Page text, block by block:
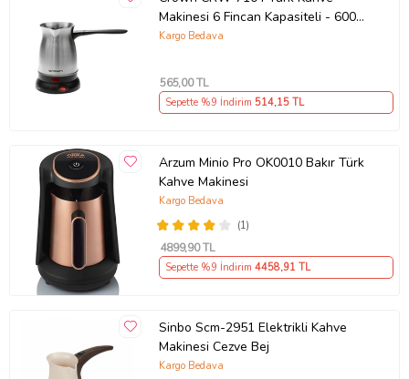
Makinesi 6 Fincan Kapasiteli - 600
W (Gri)
Kargo Bedava
565,00 TL
Sepette %9 İndirim 514,15 TL
Arzum Minio Pro OK0010 Bakır Türk
Kahve Makinesi
(1)
Kargo Bedava
4899,90 TL
Sepette %9 İndirim 4458,91 TL
Sinbo Scm-2951 Elektrikli Kahve
Makinesi Cezve Bej
Kargo Bedava